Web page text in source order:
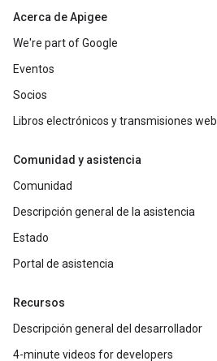
Acerca de Apigee
We're part of Google
Eventos
Socios
Libros electrónicos y transmisiones web
Comunidad y asistencia
Comunidad
Descripción general de la asistencia
Estado
Portal de asistencia
Recursos
Descripción general del desarrollador
4-minute videos for developers